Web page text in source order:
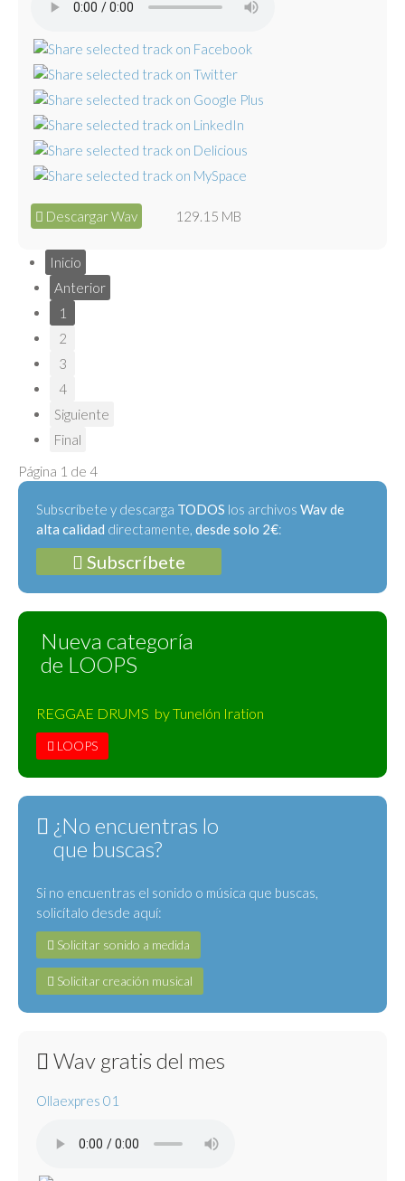
Descargar Wav 129.15 MB
Inicio
Anterior
1
2
3
4
Siguiente
Final
Página 1 de 4
Subscríbete y descarga TODOS los archivos Wav de
alta calidad directamente, desde solo 2€:
Subscríbete
Nueva categoría
de LOOPS
REGGAE DRUMS by Tunelón Iration
LOOPS
¿No encuentras lo
que buscas?
Si no encuentras el sonido o música que buscas,
solicítalo desde aquí:
Solicitar sonido a medida
Solicitar creación musical
Wav gratis del mes
Ollaexpres 01